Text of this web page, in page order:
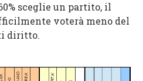
sceglie un partito, il
voterà meno del
diritto.